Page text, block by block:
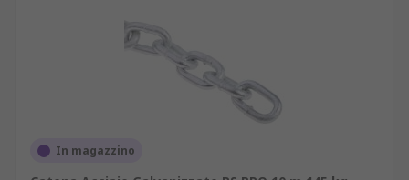
In magazzino